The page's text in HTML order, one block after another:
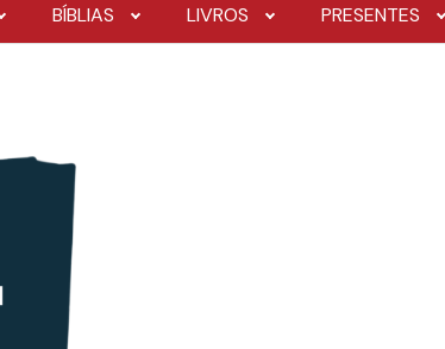
BÍBLIAS LIVROS PRESENTES